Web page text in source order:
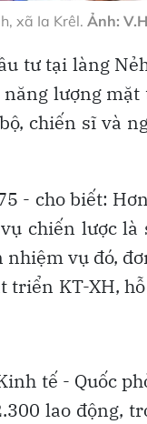
xã Ia Krêl. Ảnh: V.H
tư tại làng
năng lượng
chiến sĩ và
- cho biết:
chiến lược là
nhiệm vụ đó,
triển KT-XH,
tế - Quốc
lao động,